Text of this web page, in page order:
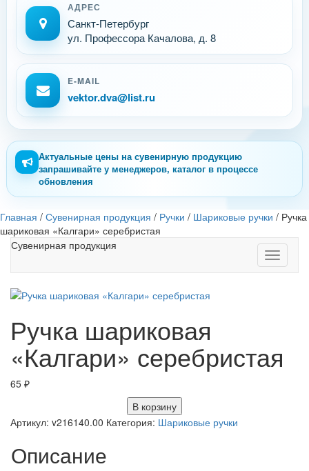
АДРЕС
Санкт-Петербург
ул. Профессора Качалова, д. 8
E-MAIL
vektor.dva@list.ru
Актуальные цены на сувенирную продукцию
запрашивайте у менеджеров, каталог в процессе
обновления
Главная / Сувенирная продукция / Ручки / Шариковые ручки / Ручка
шариковая «Калгари» серебристая
Toggle
Сувенирная продукция
Ручка шариковая
«Калгари» серебристая
65 ₽
В корзину
Артикул: v216140.00 Категория: Шариковые ручки
Описание